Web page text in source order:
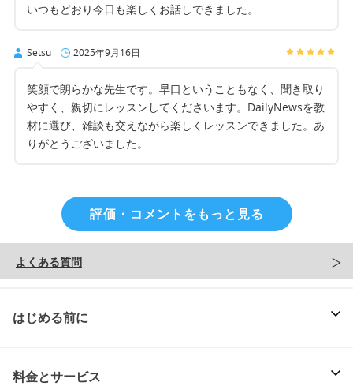
いつもどおり今日も楽しくお話しできました。
Setsu 2025年9月16日
笑顔で朗らかな先生です。早口ということもなく、聞き取り
やすく、親切にレッスンしてくださいます。DailyNewsを教
材に選び、雑談も交えながら楽しくレッスンできました。あ
りがとうございました。
評価・コメントをもっと見る
よくある質問
はじめる前に
料金とサービス